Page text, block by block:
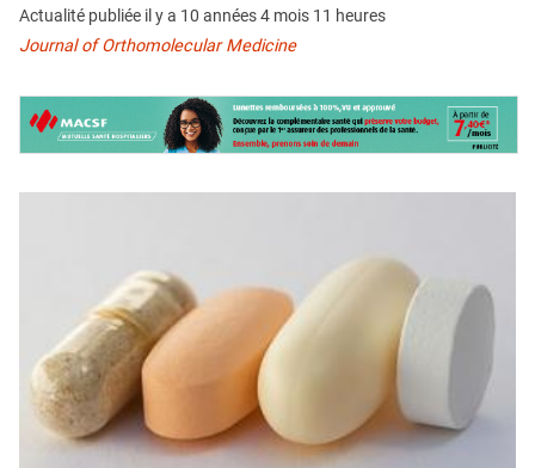
CONTACT
Actualité publiée il y a 10 années 4 mois 11 heures
Journal of Orthomolecular Medicine